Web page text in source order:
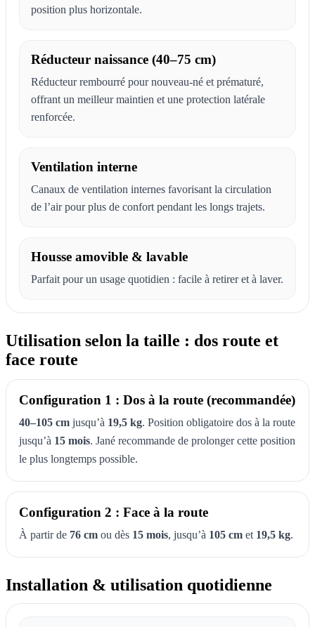
position plus horizontale.
Réducteur naissance (40–75 cm)
Réducteur rembourré pour nouveau-né et prématuré,
offrant un meilleur maintien et une protection latérale
renforcée.
Ventilation interne
Canaux de ventilation internes favorisant la circulation
de l’air pour plus de confort pendant les longs trajets.
Housse amovible & lavable
Parfait pour un usage quotidien : facile à retirer et à laver.
Utilisation selon la taille : dos route et
face route
Configuration 1 : Dos à la route (recommandée)
40–105 cm jusqu’à 19,5 kg. Position obligatoire dos à la route
jusqu’à 15 mois. Jané recommande de prolonger cette position
le plus longtemps possible.
Configuration 2 : Face à la route
À partir de 76 cm ou dès 15 mois, jusqu’à 105 cm et 19,5 kg.
Installation & utilisation quotidienne